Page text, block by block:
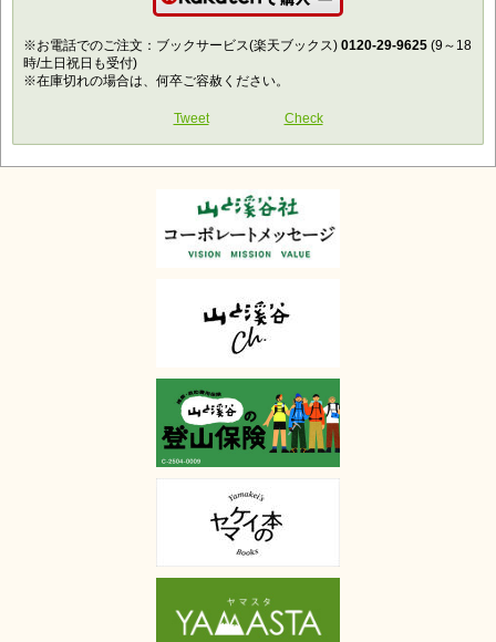
楽天で購入
※お電話でのご注文：ブックサービス(楽天ブックス) 0120-29-9625 (9～18
時/土日祝日も受付)
※在庫切れの場合は、何卒ご容赦ください。
Tweet Check